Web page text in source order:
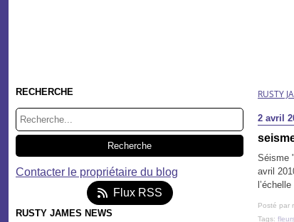
RECHERCHE
Contacter le propriétaire du blog
Flux RSS
RUSTY JAMES NEWS
RUSTY
2 avril
Séisme
avril
Posté par
Tags: